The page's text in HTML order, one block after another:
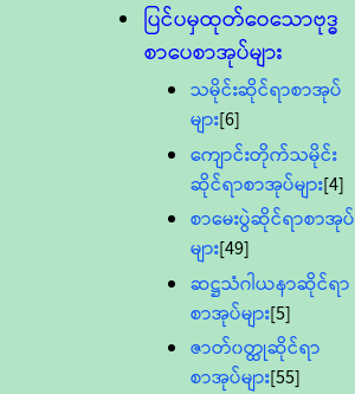
ပြင်ပမှထုတ်ဝေသောဗုဒ္ဓ
စာပေစာအုပ်များ
သမိုင်းဆိုင်ရာစာအုပ်
များ[6]
ကျောင်းတိုက်သမိုင်း
ဆိုင်ရာစာအုပ်များ[4]
စာမေးပွဲဆိုင်ရာစာအုပ်
များ[49]
ဆဋ္ဌသံဂါယနာဆိုင်ရာ
စာအုပ်များ[5]
ဇာတ်၀တ္ထုဆိုင်ရာ
စာအုပ်များ[55]